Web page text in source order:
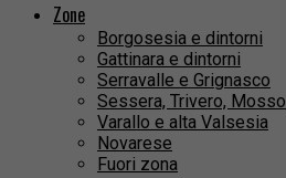
Zone
Borgosesia e dintorni
Gattinara e dintorni
Serravalle e Grignasco
Sessera, Trivero, Mosso
Varallo e alta Valsesia
Novarese
Fuori zona